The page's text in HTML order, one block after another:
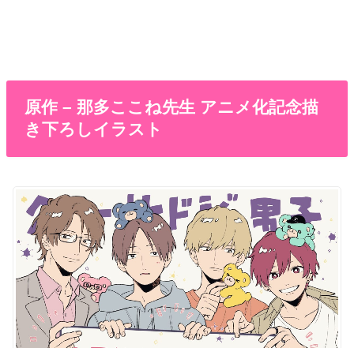
原作 – 那多ここね先生 アニメ化記念描
き下ろしイラスト